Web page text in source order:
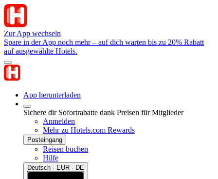
Zur App wechseln
Spare in der App noch mehr – auf dich warten bis zu 20% Rabatt
auf ausgewählte Hotels.
App herunterladen
Sichere dir Sofortrabatte dank Preisen für Mitglieder
Anmelden
Mehr zu Hotels.com Rewards
Posteingang
Reisen buchen
Hilfe
Deutsch · EUR · DE